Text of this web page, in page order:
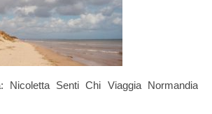
Nicoletta Senti Chi Viaggia Normandia